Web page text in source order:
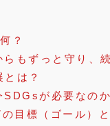
？
らもずっと守り、
は？
SDGsが必要なのか
目標（ゴール）と